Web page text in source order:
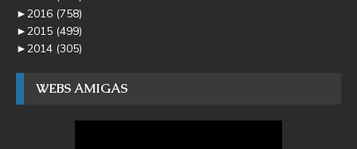
►2016 (758)
►2015 (499)
►2014 (305)
WEBS AMIGAS